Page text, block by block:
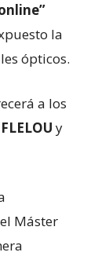
la
ópticos.
a los
y
Máster